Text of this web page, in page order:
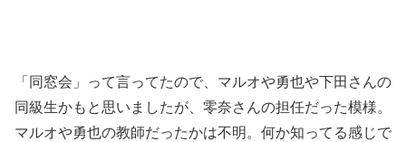
「同窓会」って言ってたので、マルオや勇也や下田さんの
同級生かもと思いましたが、零奈さんの担任だった模様。
マルオや勇也の教師だったかは不明。何か知ってる感じで